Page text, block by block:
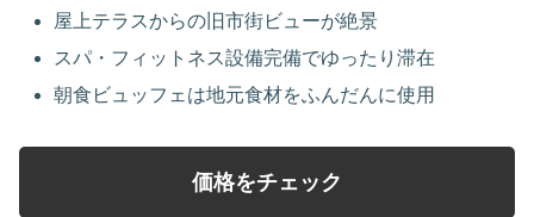
屋上テラスからの旧市街ビューが絶景
スパ・フィットネス設備完備でゆったり滞在
朝食ビュッフェは地元食材をふんだんに使用
価格をチェック